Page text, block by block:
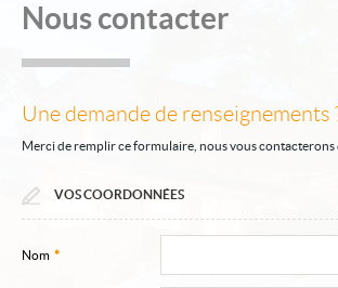
Mes sélections 0
Nous contacter
Une demande de renseignements
Merci de remplir ce formulaire, nous vous contacterons
VOS COORDONNÉES
Nom *